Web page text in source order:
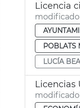
Licencia
modificado
POBLATS
LUCÍA
Licencias
modificado